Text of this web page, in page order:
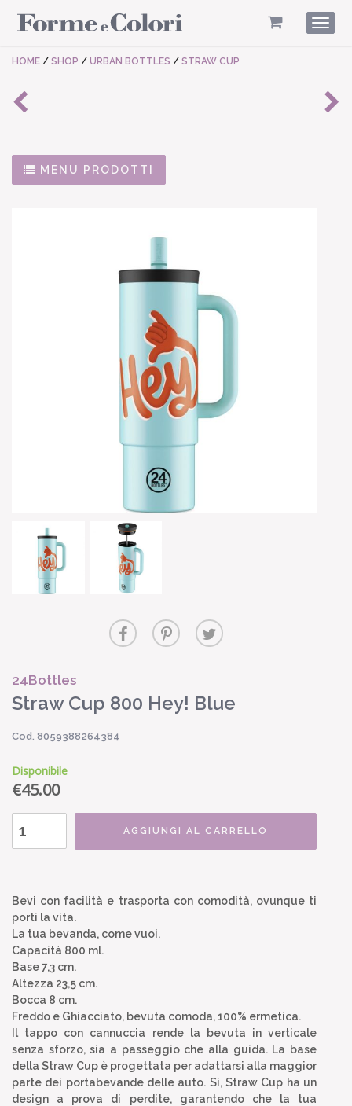
HOME / SHOP / URBAN BOTTLES / STRAW CUP
MENU PRODOTTI
24Bottles
Straw Cup 800 Hey! Blue
Cod. 8059388264384
Disponibile
€45.00
AGGIUNGI AL CARRELLO
Bevi con facilità e trasporta con comodità, ovunque ti
porti la vita.
La tua bevanda, come vuoi.
Capacità 800 ml.
Base 7,3 cm.
Altezza 23,5 cm.
Bocca 8 cm.
Freddo e Ghiacciato, bevuta comoda, 100% ermetica.
Il tappo con cannuccia rende la bevuta in verticale
senza sforzo, sia a passeggio che alla guida. La base
della Straw Cup è progettata per adattarsi alla maggior
parte dei portabevande delle auto. Sì, Straw Cup ha un
design a prova di perdite, garantendo che la tua